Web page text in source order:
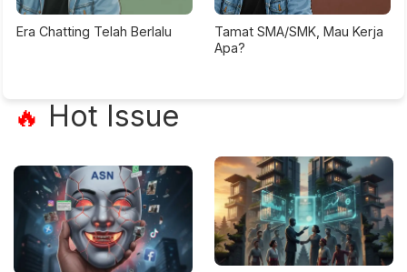
Era Chatting Telah Berlalu
Tamat SMA/SMK, Mau Kerja
Apa?
🔥 Hot Issue